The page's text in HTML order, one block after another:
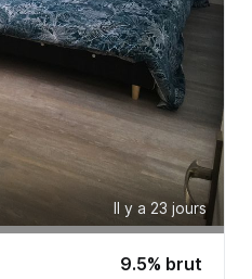
Il y a 23 jours
9.5% brut